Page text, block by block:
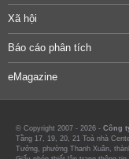
Xã hội
Báo cáo phân tích
eMagazine
© Copyright 2007 - 2026 - Công
Tầng 17, 19, 20, 21 Toà nhà
Tưởng, phường Thanh Xuân,